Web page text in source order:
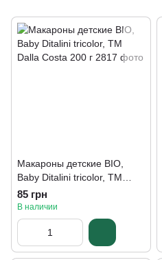
Макароны детские BIO,
Baby Ditalini tricolor, ТМ
Dalla Costa 200 г
85 грн
В наличии